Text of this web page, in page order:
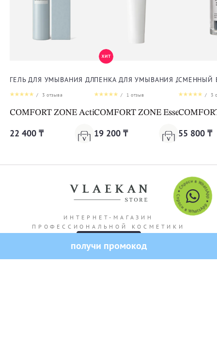
ГЕЛЬ ДЛЯ УМЫВАНИЯ ДЛЯ ЛИЦА
/ 3 отзыва
COMFORT ZONE Active Pureness Gel
22 400 ₸
ПЕНКА ДЛЯ УМЫВАНИЯ ДЛЯ ЛИЦА
/ 1 отзыв
COMFORT ZONE Essential Face
19 200 ₸
СМЕННЫЙ
/ 3
55 800 ₸
ИНТЕРНЕТ-МАГАЗИН
ПРОФЕССИОНАЛЬНОЙ КОСМЕТИКИ
-10% на первый заказ